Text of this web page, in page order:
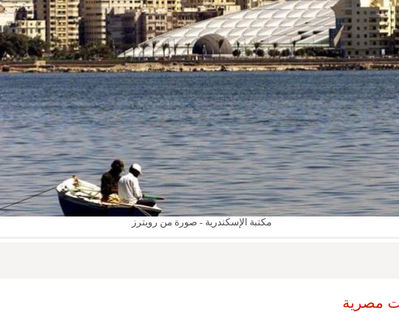
مكتبة الإسكندرية - صورة من رويترز
مصرية